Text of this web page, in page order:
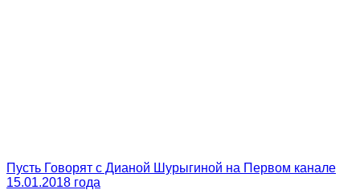
Пусть Говорят с Дианой Шурыгиной на Первом канале
15.01.2018 года